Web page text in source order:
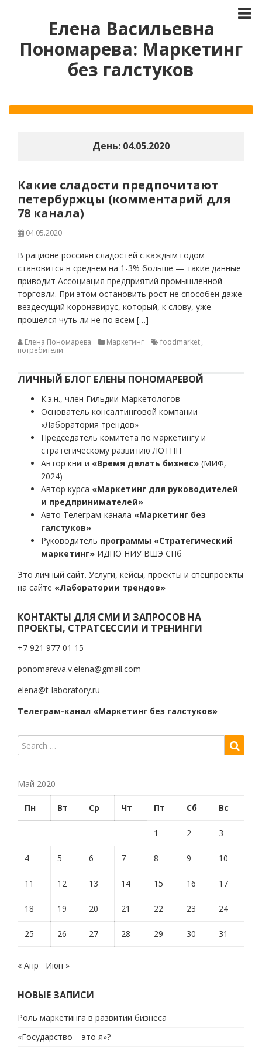
Елена Васильевна
Пономарева: Маркетинг
без галстуков
День: 04.05.2020
Какие сладости предпочитают
петербуржцы (комментарий для
78 канала)
04.05.2020
В рационе россиян сладостей с каждым годом
становится в среднем на 1-3% больше — такие данные
приводит Ассоциация предприятий промышленной
торговли. При этом остановить рост не способен даже
вездесущий коронавирус, который, к слову, уже
прошёлся чуть ли не по всем […]
Елена Пономарева Маркетинг foodmarket,
потребители
ЛИЧНЫЙ БЛОГ ЕЛЕНЫ ПОНОМАРЕВОЙ
К.э.н., член Гильдии Маркетологов
Основатель консалтинговой компании
«Лаборатория трендов»
Председатель комитета по маркетингу и
стратегическому развитию ЛОТПП
Автор книги «Время делать бизнес» (МИФ,
2024)
Автор курса «Маркетинг для руководителей
и предпринимателей»
Авто Телеграм-канала «Маркетинг без
галстуков»
Руководитель программы «Стратегический
маркетинг» ИДПО НИУ ВШЭ СПб
Это личный сайт. Услуги, кейсы, проекты и спецпроекты
на сайте «Лаборатории трендов»
КОНТАКТЫ ДЛЯ СМИ И ЗАПРОСОВ НА
ПРОЕКТЫ, СТРАТСЕССИИ И ТРЕНИНГИ
+7 921 977 01 15
ponomareva.v.elena@gmail.com
elena@t-laboratory.ru
Телеграм-канал «Маркетинг без галстуков»
Май 2020
Пн Вт Ср Чт Пт Сб Вс
1 2 3
4 5 6 7 8 9 10
11 12 13 14 15 16 17
18 19 20 21 22 23 24
25 26 27 28 29 30 31
« Апр Июн »
НОВЫЕ ЗАПИСИ
Роль маркетинга в развитии бизнеса
«Государство – это я»?